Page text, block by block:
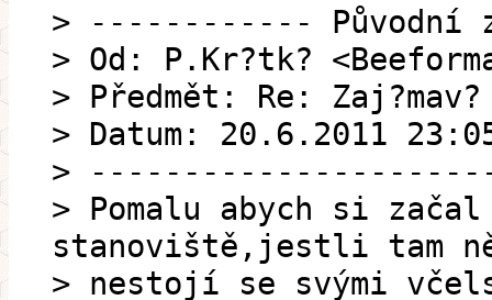
> ------------ Původní
> Od: P.Kr?tk?
> Předmět: Re:
> Datum: 20.6.2011
>
> Pomalu abych si
stanoviště,jestli tam
> nestojí se svými